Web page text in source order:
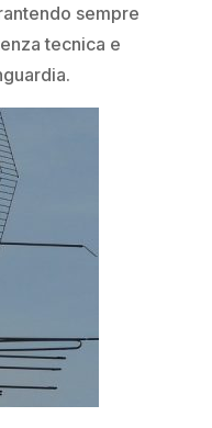
sempre
tecnica e